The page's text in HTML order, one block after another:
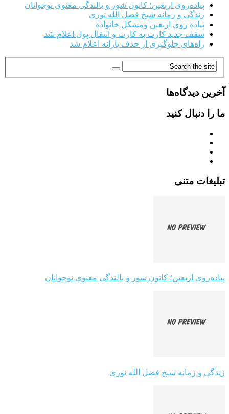
پیاده‌روی اربعین؛ کانون شور و بالندگی معنوی نوجوانان
زندگی و زمانه شیخ فضل الله نوری
پیاده روی اربعین ومشکل خانواده
سقف جدید کارت به کارت و انتقال پول اعلام شد
راه‌های جلوگیری از حذف یارانه اعلام شد
آخرین دیدگاه‌ها
ما را دنبال کنید
تبلیغات متنی
پیاده‌روی اربعین؛ کانون شور و بالندگی معنوی نوجوانان
زندگی و زمانه شیخ فضل الله نوری